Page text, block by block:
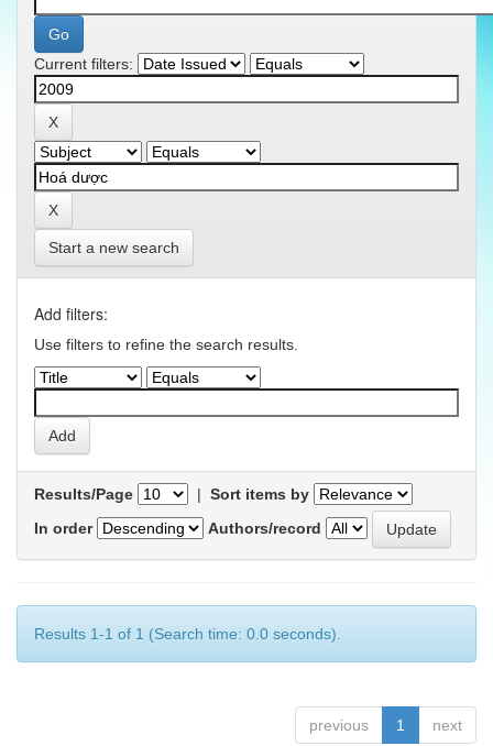
Current filters:
Start a new search
Add filters:
Use filters to refine the search results.
Results/Page | Sort items by
In order
Authors/record
Results 1-1 of 1 (Search time: 0.0 seconds).
previous 1 next